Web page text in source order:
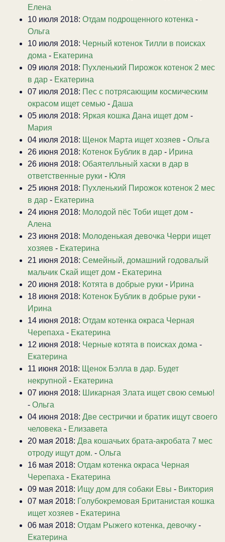
Елена
10 июля 2018: Отдам подрощенного котенка -
Ольга
10 июля 2018: Черный котенок Тилли в поисках
дома - Екатерина
09 июля 2018: Пухленький Пирожок котенок 2 мес
в дар - Екатерина
07 июля 2018: Пес с потрясающим космическим
окрасом ищет семью - Даша
05 июля 2018: Яркая кошка Дана ищет дом -
Мария
04 июля 2018: Щенок Марта ищет хозяев - Ольга
26 июня 2018: Котенок Бублик в дар - Ирина
26 июня 2018: Обаятелльный хаски в дар в
ответственные руки - Юля
25 июня 2018: Пухленький Пирожок котенок 2 мес
в дар - Екатерина
24 июня 2018: Молодой пёс Тоби ищет дом -
Алена
23 июня 2018: Молоденькая девочка Черри ищет
хозяев - Екатерина
21 июня 2018: Семейный, домашний годовалый
мальчик Скай ищет дом - Екатерина
20 июня 2018: Котята в добрые руки - Ирина
18 июня 2018: Котенок Бублик в добрые руки -
Ирина
14 июня 2018: Отдам котенка окраса Черная
Черепаха - Екатерина
12 июня 2018: Черные котята в поисках дома -
Екатерина
11 июня 2018: Щенок Бэлла в дар. Будет
некрупной - Екатерина
07 июня 2018: Шикарная Злата ищет свою семью!
- Ольга
04 июня 2018: Две сестрички и братик ищут своего
человека - Елизавета
20 мая 2018: Два кошачьих брата-акробата 7 мес
отроду ищут дом. - Ольга
16 мая 2018: Отдам котенка окраса Черная
Черепаха - Екатерина
09 мая 2018: Ищу дом для собаки Евы - Виктория
07 мая 2018: Голубокремовая Британистая кошка
ищет хозяев - Екатерина
06 мая 2018: Отдам Рыжего котенка, девочку -
Екатерина